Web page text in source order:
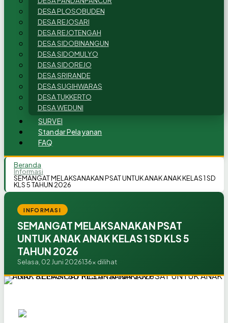
DESA PLOSOBUDEN
DESA REJOSARI
DESA REJOTENGAH
DESA SIDOBINANGUN
DESA SIDOMULYO
DESA SIDOREJO
DESA SRIRANDE
DESA SUGIHWARAS
DESA TUKKERTO
DESA WEDUNI
SURVEI
Standar Pelayanan
FAQ
Beranda
Informasi
SEMANGAT MELAKSANAKAN PSAT UNTUK ANAK ANAK KELAS 1 SD
KLS 5 TAHUN 2026
INFORMASI
SEMANGAT MELAKSANAKAN PSAT
UNTUK ANAK ANAK KELAS 1 SD KLS 5
TAHUN 2026
Selasa, 02 Juni 2026136x dilihat